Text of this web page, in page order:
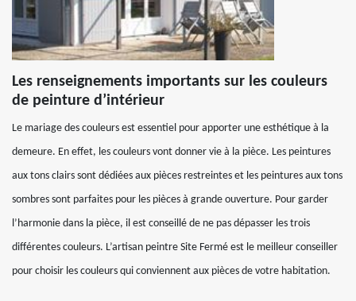
Les renseignements importants sur les couleurs
de peinture d’intérieur
Le mariage des couleurs est essentiel pour apporter une esthétique à la
demeure. En effet, les couleurs vont donner vie à la pièce. Les peintures
aux tons clairs sont dédiées aux pièces restreintes et les peintures aux tons
sombres sont parfaites pour les pièces à grande ouverture. Pour garder
l’harmonie dans la pièce, il est conseillé de ne pas dépasser les trois
différentes couleurs. L’artisan peintre Site Fermé est le meilleur conseiller
pour choisir les couleurs qui conviennent aux pièces de votre habitation.